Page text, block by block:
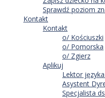
Sprawdź poziom
Kontakt
Kontakt
o/ Kościuszki
o/ Pomorska
o/ Zgierz
Aplikuj
Lektor
Asystent
Specjalista